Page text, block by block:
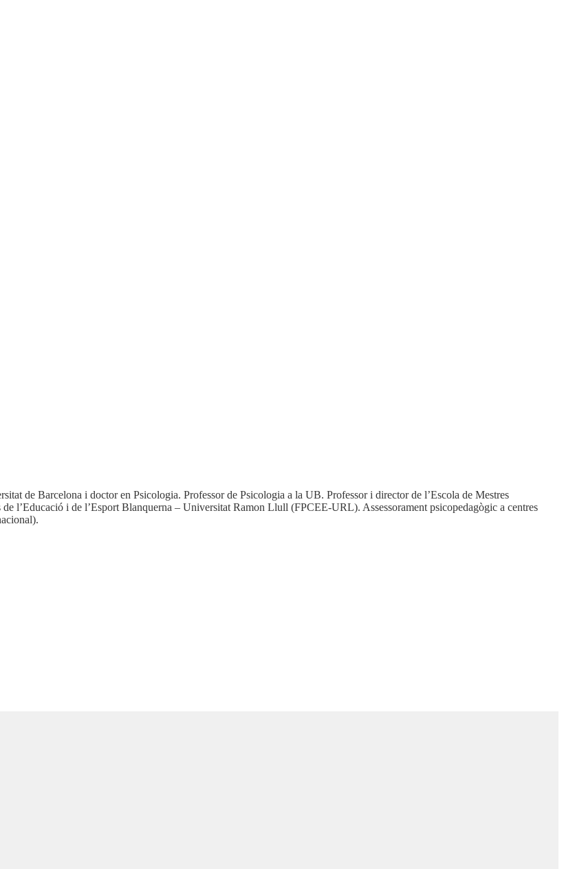
de Barcelona i doctor en Psicologia. Professor de Psicologia a la UB. Professor i director de l’Escola de Mestres
l’Educació i de l’Esport Blanquerna – Universitat Ramon Llull (FPCEE-URL). Assessorament psicopedagògic a centres